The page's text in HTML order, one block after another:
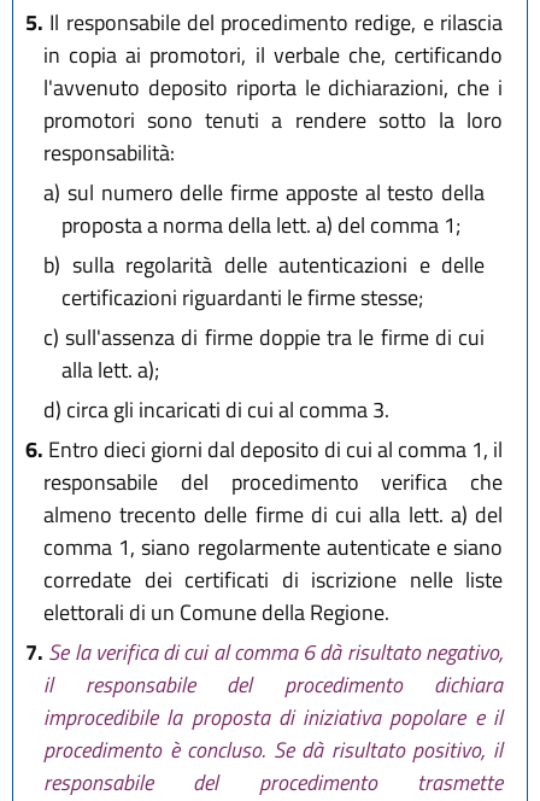
5. Il responsabile del procedimento redige, e rilascia
in copia ai promotori, il verbale che, certificando
l'avvenuto deposito riporta le dichiarazioni, che i
promotori sono tenuti a rendere sotto la loro
responsabilità:
a) sul numero delle firme apposte al testo della
proposta a norma della lett. a) del comma 1;
b) sulla regolarità delle autenticazioni e delle
certificazioni riguardanti le firme stesse;
c) sull'assenza di firme doppie tra le firme di cui
alla lett. a);
d) circa gli incaricati di cui al comma 3.
6. Entro dieci giorni dal deposito di cui al comma 1, il
responsabile del procedimento verifica che
almeno trecento delle firme di cui alla lett. a) del
comma 1, siano regolarmente autenticate e siano
corredate dei certificati di iscrizione nelle liste
elettorali di un Comune della Regione.
7. Se la verifica di cui al comma 6 dà risultato negativo,
il responsabile del procedimento dichiara
improcedibile la proposta di iniziativa popolare e il
procedimento è concluso. Se dà risultato positivo, il
responsabile del procedimento trasmette